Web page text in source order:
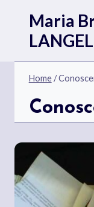
contenuto
Maria
Home/